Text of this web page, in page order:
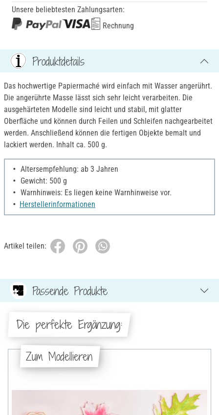
Unsere beliebtesten Zahlungsarten:
Rechnung
Produktdetails
Das hochwertige Papiermaché wird einfach mit Wasser angerührt.
Die angerührte Masse lässt sich sehr leicht verarbeiten. Die
ausgehärteten Modelle sind leicht und stabil, mit glatter
Oberfläche und können durch Feilen und Schleifen nachgearbeitet
werden. Anschließend können die fertigen Objekte bemalt und
lackiert werden. Inhalt ca. 500 g.
Altersempfehlung: ab 3 Jahren
Gewicht: 500 g
Warnhinweis: Es liegen keine Warnhinweise vor.
Herstellerinformationen
Artikel teilen:
Passende Produkte
Die perfekte Ergänzung:
Zum Modellieren